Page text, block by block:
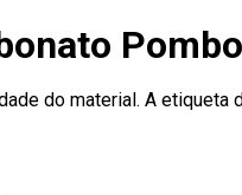
do material. A